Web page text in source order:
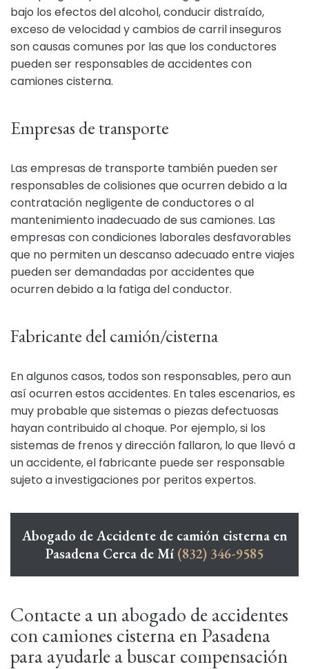
bajo los efectos del alcohol, conducir distraído,
exceso de velocidad y cambios de carril inseguros
son causas comunes por las que los conductores
pueden ser responsables de accidentes con
camiones cisterna.
Empresas de transporte
Las empresas de transporte también pueden ser
responsables de colisiones que ocurren debido a la
contratación negligente de conductores o al
mantenimiento inadecuado de sus camiones. Las
empresas con condiciones laborales desfavorables
que no permiten un descanso adecuado entre viajes
pueden ser demandadas por accidentes que
ocurren debido a la fatiga del conductor.
Fabricante del camión/cisterna
En algunos casos, todos son responsables, pero aun
así ocurren estos accidentes. En tales escenarios, es
muy probable que sistemas o piezas defectuosas
hayan contribuido al choque. Por ejemplo, si los
sistemas de frenos y dirección fallaron, lo que llevó a
un accidente, el fabricante puede ser responsable
sujeto a investigaciones por peritos expertos.
Abogado de Accidente de camión cisterna en
Pasadena Cerca de Mí (832) 346-9585
Contacte a un abogado de accidentes
con camiones cisterna en Pasadena
para ayudarle a buscar compensación